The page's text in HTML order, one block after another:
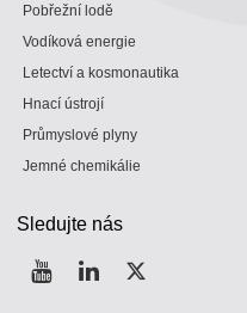
Pobřežní lodě
Vodíková energie
Letectví a kosmonautika
Hnací ústrojí
Průmyslové plyny
Jemné chemikálie
Sledujte nás